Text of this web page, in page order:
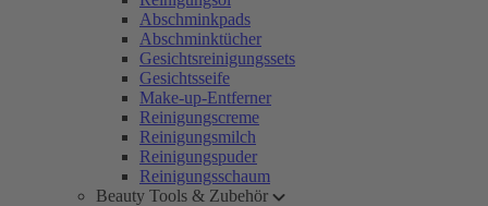
Abschminkpads
Abschminktücher
Gesichtsreinigungssets
Gesichtsseife
Make-up-Entferner
Reinigungscreme
Reinigungsmilch
Reinigungspuder
Reinigungsschaum
Beauty Tools & Zubehör